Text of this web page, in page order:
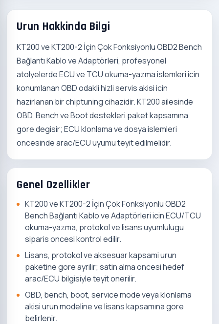
Urun Hakkinda Bilgi
KT200 ve KT200-2 İçin Çok Fonksiyonlu OBD2 Bench
Bağlantı Kablo ve Adaptörleri, profesyonel
atolyelerde ECU ve TCU okuma-yazma islemleri icin
konumlanan OBD odakli hizli servis akisi icin
hazirlanan bir chiptuning cihazidir. KT200 ailesinde
OBD, Bench ve Boot destekleri paket kapsamına
gore degisir; ECU klonlama ve dosya islemleri
oncesinde arac/ECU uyumu teyit edilmelidir.
Genel Ozellikler
KT200 ve KT200-2 İçin Çok Fonksiyonlu OBD2
Bench Bağlantı Kablo ve Adaptörleri icin ECU/TCU
okuma-yazma, protokol ve lisans uyumlulugu
siparis oncesi kontrol edilir.
Lisans, protokol ve aksesuar kapsami urun
paketine gore ayrilir; satin alma oncesi hedef
arac/ECU bilgisiyle teyit onerilir.
OBD, bench, boot, service mode veya klonlama
akisi urun modeline ve lisans kapsamına gore
belirlenir.